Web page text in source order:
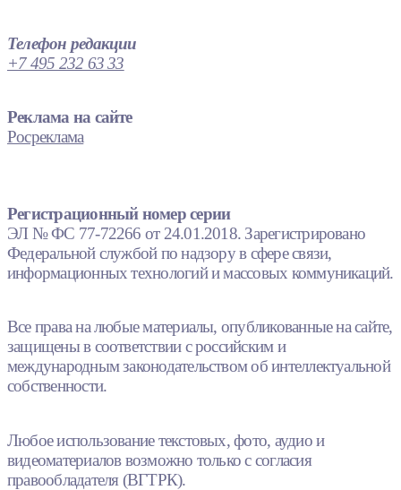
Телефон редакции
+7 495 232 63 33
Реклама на сайте
Росреклама
Регистрационный номер серии
ЭЛ № ФС 77-72266 от 24.01.2018. Зарегистрировано
Федеральной службой по надзору в сфере связи,
информационных технологий и массовых коммуникаций.
Все права на любые материалы, опубликованные на сайте,
защищены в соответствии с российским и
международным законодательством об интеллектуальной
собственности.
Любое использование текстовых, фото, аудио и
видеоматериалов возможно только с согласия
правообладателя (ВГТРК).